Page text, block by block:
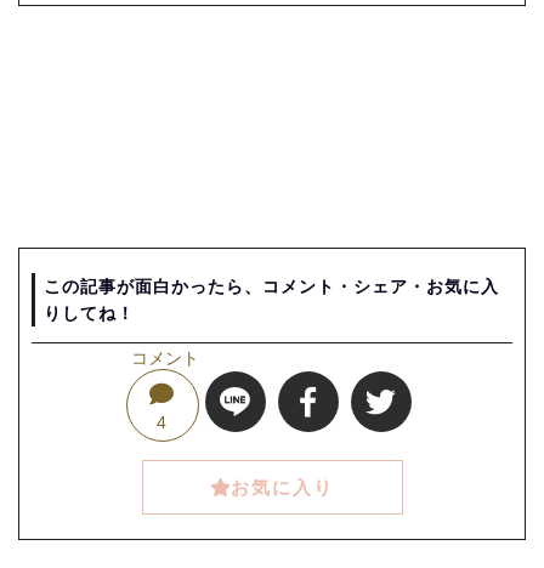
この記事が面白かったら、コメント・シェア・お気に入
りしてね！
コメント
4
お気に入り